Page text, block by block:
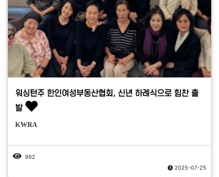
워싱턴주 한인여성부동산협회, 신년 하례식으로 힘찬 출
발
KWRA
992
2025-07-25